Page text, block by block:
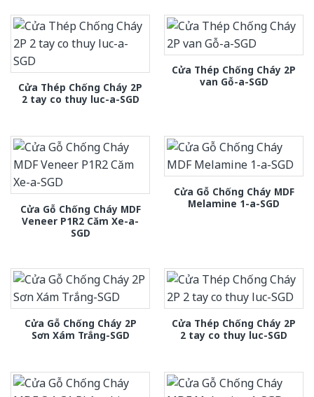
Cửa Thép Chống Cháy 2P
2 tay co thuy luc-a-SGD
Cửa Thép Chống Cháy 2P
van Gỗ-a-SGD
Cửa Gỗ Chống Cháy MDF
Veneer P1R2 Căm Xe-a-
SGD
Cửa Gỗ Chống Cháy MDF
Melamine 1-a-SGD
Cửa Gỗ Chống Cháy 2P
Sơn Xám Trắng-SGD
Cửa Thép Chống Cháy 2P
2 tay co thuy luc-SGD